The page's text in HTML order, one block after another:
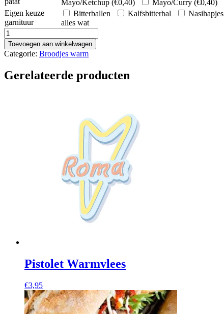
Mayo/Ketchup (€0,40) Mayo/Curry (€0,40)
Eigen keuze
garnituur
Bitterballen Kalfsbitterbal Nasihapjes
alles wat
Hete
Kip
Pistolet
aantal
Toevoegen aan winkelwagen
Categorie: Broodjes warm
Gerelateerde producten
Pistolet Warmvlees
€3,95